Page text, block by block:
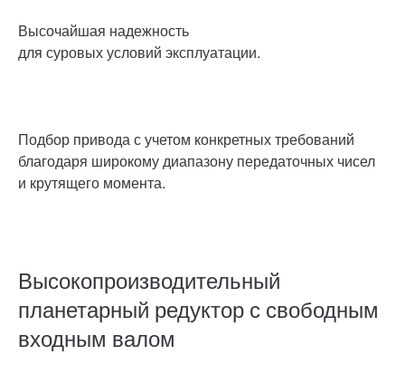
Высокопроизводительный
планетарный редуктор с свободным
входным валом
Высочайшая надежность
для суровых условий эксплуатации.
Подбор привода с учетом конкретных требований
благодаря широкому диапазону передаточных чисел
и крутящего момента.